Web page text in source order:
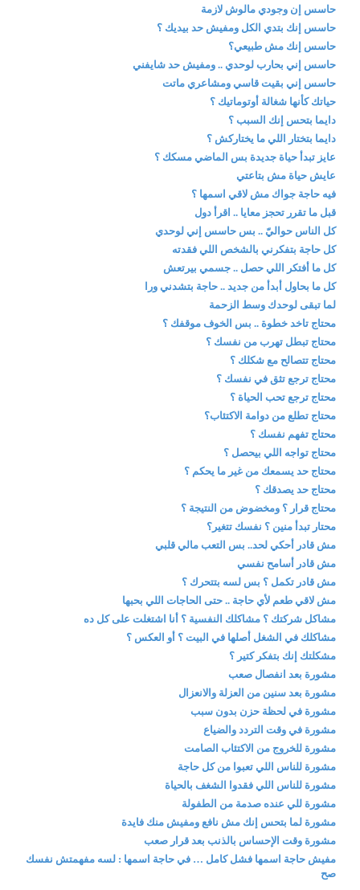
حاسس إن وجودي مالوش لازمة
حاسس إنك بتدي الكل ومفيش حد بيديك ؟
حاسس إنك مش طبيعي؟
حاسس إني بحارب لوحدي .. ومفيش حد شايفني
حاسس إني بقيت قاسي ومشاعري ماتت
حياتك كأنها شغالة أوتوماتيك ؟
دايما بتحس إنك السبب ؟
دايما بتختار اللي ما يختاركش ؟
عايز تبدأ حياة جديدة بس الماضي مسكك ؟
عايش حياة مش بتاعتي
فيه حاجة جواك مش لاقي اسمها ؟
قبل ما تقرر تحجز معايا .. اقرأ دول
كل الناس حواليّ .. بس حاسس إني لوحدي
كل حاجة بتفكرني بالشخص اللي فقدته
كل ما أفتكر اللي حصل .. جسمي بيرتعش
كل ما بحاول أبدأ من جديد .. حاجة بتشدني ورا
لما تبقى لوحدك وسط الزحمة
محتاج تاخد خطوة .. بس الخوف موقفك ؟
محتاج تبطل تهرب من نفسك ؟
محتاج تتصالح مع شكلك ؟
محتاج ترجع تثق في نفسك ؟
محتاج ترجع تحب الحياة ؟
محتاج تطلع من دوامة الاكتئاب؟
محتاج تفهم نفسك ؟
محتاج تواجه اللي بيحصل ؟
محتاج حد يسمعك من غير ما يحكم ؟
محتاج حد يصدقك ؟
محتاج قرار ؟ ومخضوض من النتيجة ؟
محتار تبدأ منين ؟ نفسك تتغير؟
مش قادر أحكي لحد.. بس التعب مالي قلبي
مش قادر أسامح نفسي
مش قادر تكمل ؟ بس لسه بتتحرك ؟
مش لاقي طعم لأي حاجة .. حتى الحاجات اللي بحبها
مشاكل شركتك ؟ مشاكلك النفسية ؟ أنا اشتغلت على كل ده
مشاكلك في الشغل أصلها في البيت ؟ أو العكس ؟
مشكلتك إنك بتفكر كتير ؟
مشورة بعد انفصال صعب
مشورة بعد سنين من العزلة والانعزال
مشورة في لحظة حزن بدون سبب
مشورة في وقت التردد والضياع
مشورة للخروج من الاكتئاب الصامت
مشورة للناس اللي تعبوا من كل حاجة
مشورة للناس اللي فقدوا الشغف بالحياة
مشورة للي عنده صدمة من الطفولة
مشورة لما بتحس إنك مش نافع ومفيش منك فايدة
مشورة وقت الإحساس بالذنب بعد قرار صعب
مفيش حاجة اسمها فشل كامل … في حاجة اسمها : لسه مفهمتش نفسك
صح